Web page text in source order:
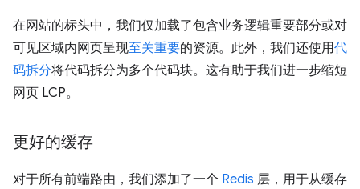
在网站的标头中，我们仅加载了包含业务逻辑重要部分或对
可见区域内网页呈现至关重要的资源。此外，我们还使用代
码拆分将代码拆分为多个代码块。这有助于我们进一步缩短
网页 LCP。
更好的缓存
对于所有前端路由，我们添加了一个 Redis 层，用于从缓存